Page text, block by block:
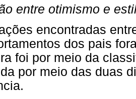
entre otimismo e
encontradas
dos pais
foi por meio da
por meio das duas